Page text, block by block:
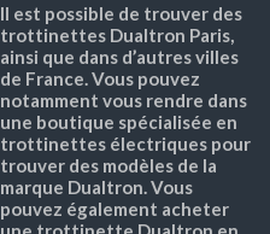
Il est possible de trouver des
trottinettes Dualtron Paris,
ainsi que dans d’autres villes
de France. Vous pouvez
notamment vous rendre dans
une boutique spécialisée en
trottinettes électriques pour
trouver des modèles de la
marque Dualtron. Vous
pouvez également acheter